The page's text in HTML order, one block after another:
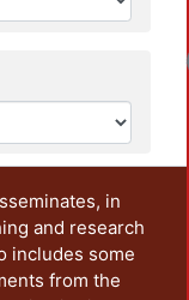
in
and research
includes some
from the